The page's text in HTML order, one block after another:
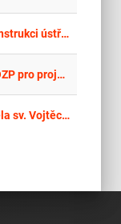
Technický dozor stavebníka pro rekonstrukci ústřední knihovny 1., 3. a 4. NP v areálu VŠB-TUO
Výkon činnosti TDI a koordinátora BOZP pro projekt: „Energetická opatření v objektu ZŠ a MŠ Libá“
Přeložka dlažby v předprostoru kostela sv. Vojtěcha – inženýrská činnost TDS II.